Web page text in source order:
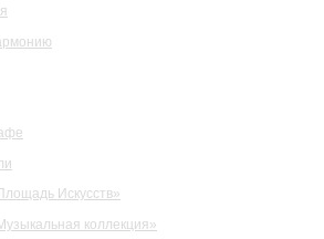
Искусств»
коллекция»